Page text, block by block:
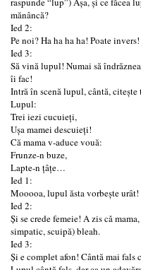
mănâncă?
Ied 2:
Pe noi? Ha ha ha ha! Poate invers!
Ied 3:
Să vină lupul! Numai să
îi fac!
Intră în scenă lupul, cântă,
Lupul:
Trei iezi cucuieți,
Ușa mamei descuieți!
Că mama v-aduce vouă:
Frunze-n buze,
Lapte-n țâțe…
Ied 1:
Mooooa, lupul ăsta vorbește
Ied 2:
Și se crede femeie! A zis cǎ
simpatic, scuipă) bleah.
Ied 3:
Și e complet afon! Cântă mai fals